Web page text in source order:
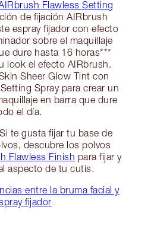
Flawless Setting
de fijación AIRbrush
espray fijador con efecto
sobre el maquillaje
dure hasta 16 horas***
look el efecto AIRbrush.
Sheer Glow Tint con
Spray para crear un
en barra que dure
el día.
Si te gusta fijar tu base de
descubre los polvos
Flawless Finish para fijar y
aspecto de tu cutis.
entre la bruma facial y
fijador